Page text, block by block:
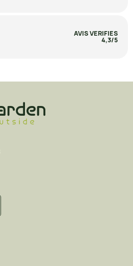
AVIS VERIFIES
4,3/5